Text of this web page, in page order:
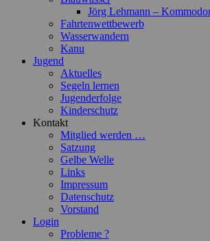
Jörg Lehmann –
Fahrtenwettbewerb
Wasserwandern
Kanu
Jugend
Aktuelles
Segeln lernen
Jugenderfolge
Kinderschutz
Kontakt
Mitglied werden …
Satzung
Gelbe Welle
Links
Impressum
Datenschutz
Vorstand
Login
Probleme ?